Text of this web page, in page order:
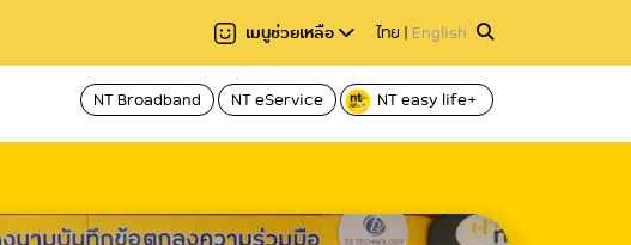
เมนูช่วยเหลือ ไทย | English
NT Broadband NT eService NT easy life+